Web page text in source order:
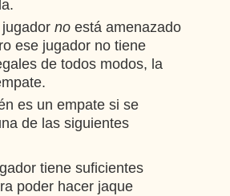
no está amenazado
ese jugador no tiene
de todos modos, la
es un empate si se
de las siguientes
tiene suficientes
poder hacer jaque